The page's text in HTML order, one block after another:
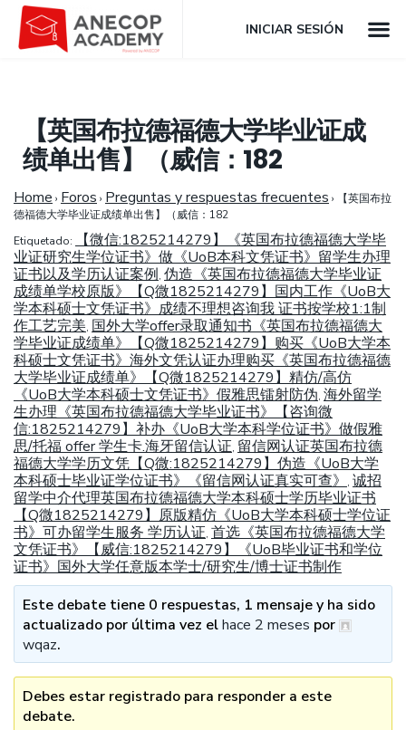
INICIAR SESIÓN
【英国布拉德福德大学毕业证成
绩单出售】（威信：182
Home › Foros › Preguntas y respuestas frecuentes ›
【英国布拉
德福德大学毕业证成绩单出售】（威信：182
Etiquetado:
【微信:1825214279】《英国布拉德福德大学毕
业证研究生学位证书》做《UoB本科文凭证书》留学生办理
证书以及学历认证案例, 伪造《英国布拉德福德大学毕业证
成绩单学校原版》【Q微1825214279】国内工作《UoB大
学本科硕士文凭证书》成绩不理想咨询我 证书按学校1:1制
作工艺完美, 国外大学offer录取通知书《英国布拉德福德大
学毕业证成绩单》【Q微1825214279】购买《UoB大学本
科硕士文凭证书》海外文凭认证办理购买《英国布拉德福德
大学毕业证成绩单》【Q微1825214279】精仿/高仿
《UoB大学本科硕士文凭证书》假雅思镭射防伪, 海外留学
生办理《英国布拉德福德大学毕业证书》【咨询微
信:1825214279】补办《UoB大学本科学位证书》做假雅
思/托福 offer 学生卡.海牙留信认证, 留信网认证英国布拉德
福德大学学历文凭【Q微:1825214279】伪造《UoB大学
本科硕士毕业证学位证书》《留信网认证真实可查》
, 诚招
留学中介代理英国布拉德福德大学本科硕士学历毕业证书
【Q微1825214279】原版精仿《UoB大学本科硕士学位证
书》可办留学生服务 学历认证, 首选《英国布拉德福德大学
文凭证书》【威信:1825214279】《UoB毕业证书和学位
证书》国外大学任意版本学士/研究生/博士证书制作
Este debate tiene 0 respuestas, 1 mensaje y ha sido
actualizado por última vez elhace 2 meses por
wqaz.
Debes estar registrado para responder a este
debate.